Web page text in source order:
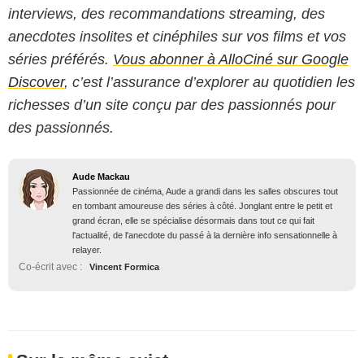
interviews, des recommandations streaming, des
anecdotes insolites et cinéphiles sur vos films et vos
séries préférés. Vous abonner à AlloCiné sur Google
Discover, c’est l’assurance d’explorer au quotidien les
richesses d’un site conçu par des passionnés pour
des passionnés.
Aude Mackau
Passionnée de cinéma, Aude a grandi dans les salles obscures tout
en tombant amoureuse des séries à côté. Jonglant entre le petit et
grand écran, elle se spécialise désormais dans tout ce qui fait
l'actualité, de l'anecdote du passé à la dernière info sensationnelle à
relayer.
Co-écrit avec : Vincent Formica